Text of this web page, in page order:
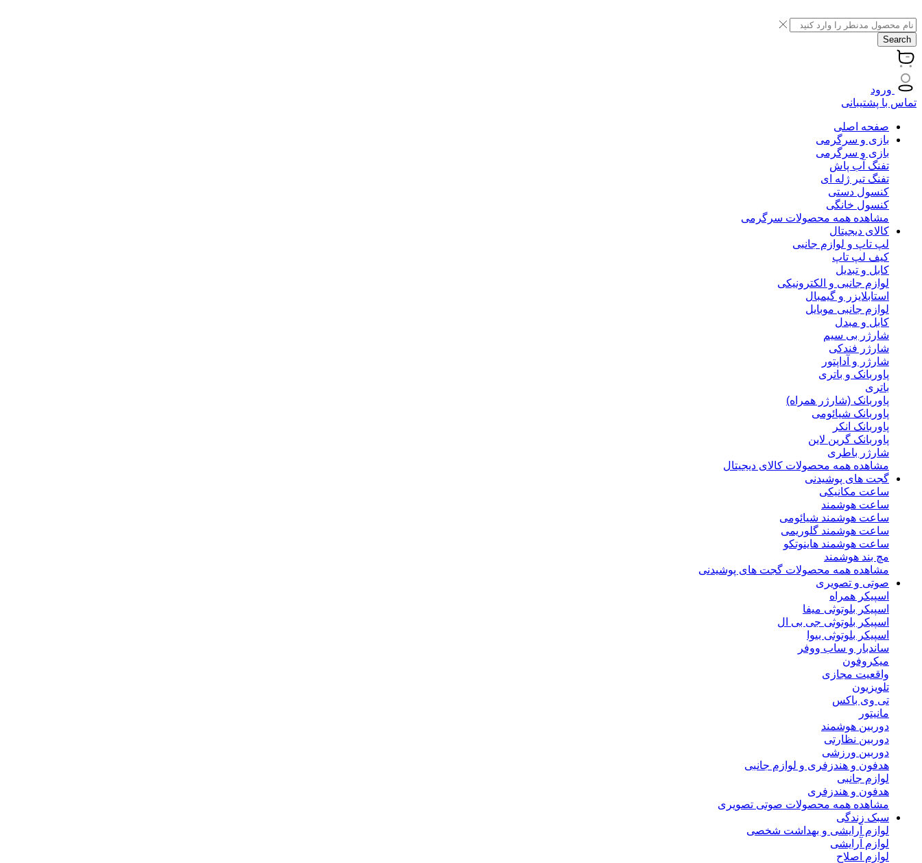
Search
ورود
تماس با پشتیبانی
صفحه اصلی
بازی و سرگرمی
بازی و سرگرمی
تفنگ آب پاش
تفنگ تیر ژله ای
کنسول دستی
کنسول خانگی
مشاهده همه محصولات سرگرمی
کالای دیجیتال
لپ تاپ و لوازم جانبی
کیف لپ تاپ
کابل و تبدیل
لوازم جانبی و الکترونیکی
استابلایزر و گیمبال
لوازم جانبی موبایل
کابل و مبدل
شارژر بی سیم
شارژر فندکی
شارژر و آداپتور
پاوربانک و باتری
باتری
پاوربانک (شارژر همراه)
پاوربانک شیائومی
پاوربانک انکر
پاوربانک گرین لاین
شارژر باطری
مشاهده همه محصولات کالای دیجیتال
گجت های پوشیدنی
ساعت مکانیکی
ساعت هوشمند
ساعت هوشمند شیائومی
ساعت هوشمند گلوریمی
ساعت هوشمند هاینوتکو
مچ بند هوشمند
مشاهده همه محصولات گجت های پوشیدنی
صوتی و تصویری
اسپیکر همراه
اسپیکر بلوتوثی میفا
اسپیکر بلوتوثی جی بی ال
اسپیکر بلوتوثی بیوا
ساندبار و ساب ووفر
میکروفون
واقعیت مجازی
تلویزیون
تی وی باکس
مانیتور
دوربین هوشمند
دوربین نظارتی
دوربین ورزشی
هدفون و هندزفری و لوازم جانبی
لوازم جانبی
هدفون و هندزفری
مشاهده همه محصولات صوتی تصویری
سبک زندگی
لوازم آرایشی و بهداشت شخصی
لوازم آرایشی
لوازم اصلاح